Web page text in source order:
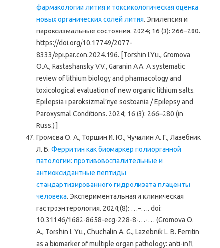
фармакологии лития и токсикологическая оценка
новых органических солей лития. Эпилепсия и
пароксизмальные состояния. 2024; 16 (3): 266–280.
https://doi.org/10.17749/2077-
8333/epi.par.con.2024.196. [Torshin I.Yu., Gromova
O.A., Rastashansky V.V., Garanin A.A. A systematic
review of lithium biology and pharmacology and
toxicological evaluation of new organic lithium salts.
Epilepsia i paroksizmal’nye sostoania / Epilepsy and
Paroxysmal Conditions. 2024; 16 (3): 266–280 (in
Russ.).]
Громова О. А., Торшин И. Ю., Чучалин А. Г., Лазебник
Л. Б. Ферритин как биомаркер полиорганной
патологии: противовоспалительные и
антиоксидантные пептиды
стандартизированного гидролизата плаценты
человека. Экспериментальная и клиническая
гастроэнтерология. 2024;(8): …–…. doi:
10.31146/1682-8658-ecg-228-8-…-… (Gromova O.
A., Torshin I. Yu., Chuchalin A. G., Lazebnik L. B. Ferritin
as a biomarker of multiple organ pathology: anti-infl